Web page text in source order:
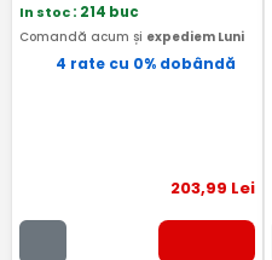
In stoc: 214 buc
Comandă acum și expediem Luni
4 rate cu 0% dobândă
203,99 Lei